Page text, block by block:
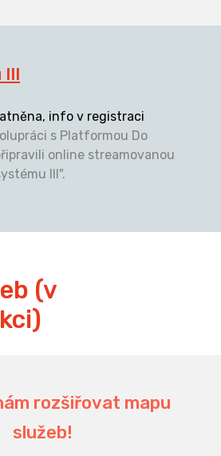
III
info v registraci
s Platformou Do
online streamovanou
III".
(v
rozšiřovat mapu
služeb!